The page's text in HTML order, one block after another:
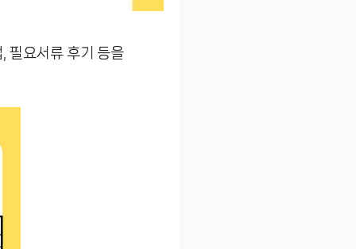
필요서류 후기 등을